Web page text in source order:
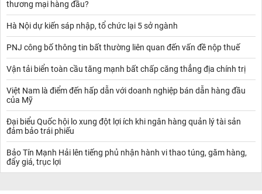
thương mại hàng đầu?
Hà Nội dự kiến sáp nhập, tổ chức lại 5 sở ngành
PNJ công bố thông tin bất thường liên quan đến vấn đề nộp thuế
Vận tải biển toàn cầu tăng mạnh bất chấp căng thẳng địa chính trị
Việt Nam là điểm đến hấp dẫn với doanh nghiệp bán dẫn hàng đầu
của Mỹ
Đại biểu Quốc hội lo xung đột lợi ích khi ngân hàng quản lý tài sản
đảm bảo trái phiếu
Bảo Tín Mạnh Hải lên tiếng phủ nhận hành vi thao túng, găm hàng,
đẩy giá, trục lợi